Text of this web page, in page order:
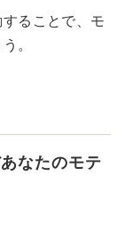
ることで、モ
。
なたのモテ